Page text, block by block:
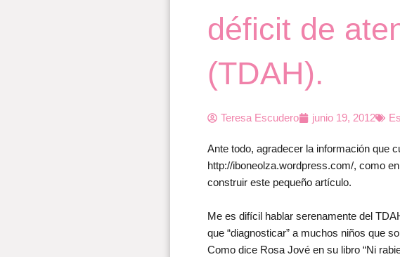
déficit de
(TDAH).
Teresa Escudero junio 19, 2012
Ante todo, agradecer la información que
http://iboneolza.wordpress.com/, como
construir este pequeño artículo.
Me es difícil hablar serenamente del
que “diagnosticar” a muchos niños que
Como dice Rosa Jové en su libro “Ni